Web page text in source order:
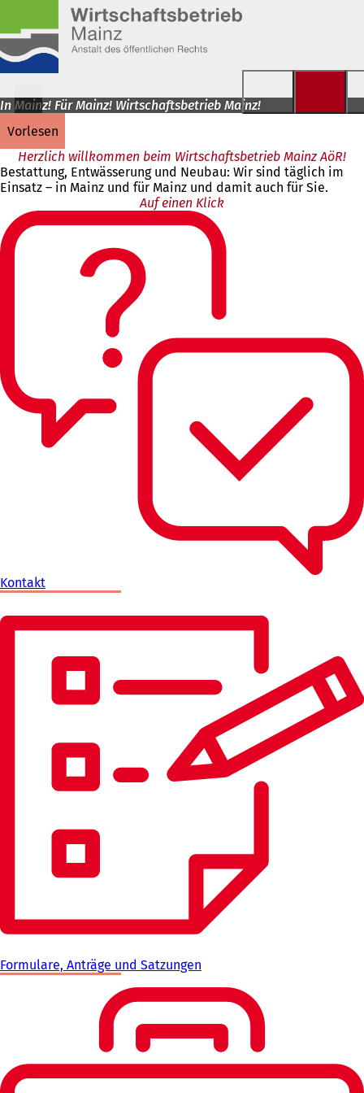
Inhalt anspringen
In Mainz! Für Mainz! Wirtschaftsbetrieb Mainz!
vorlesen
Herzlich willkommen beim Wirtschaftsbetrieb Mainz AöR!
Bestattung, Entwässerung und Neubau: Wir sind täglich im
Einsatz – in Mainz und für Mainz und damit auch für Sie.
Auf einen Klick
Kontakt
Formulare, Anträge und Satzungen